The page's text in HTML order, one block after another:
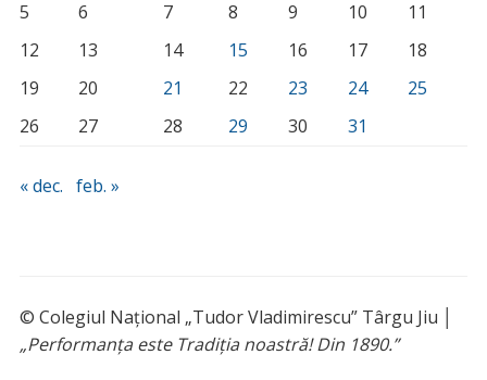
5
6 7 8 9 10
11
12
13 14 15 16 17
18
19
20 21 22 23 24
25
26
27 28 29 30 31
« dec. feb. »
© Colegiul Național „Tudor Vladimirescu” Târgu Jiu │
„Performanța este Tradiția noastră! Din 1890.”